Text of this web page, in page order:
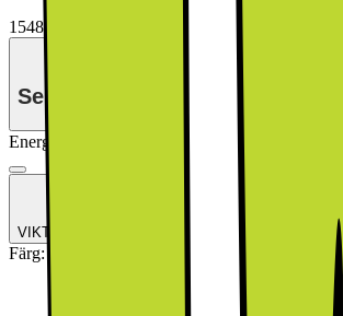
15486.-
Se månadspris vid delbetalning.
Energiklass Produktinformationsblad
VIKTIGT! Nya krav på tillbehör vid installation från
Färg: